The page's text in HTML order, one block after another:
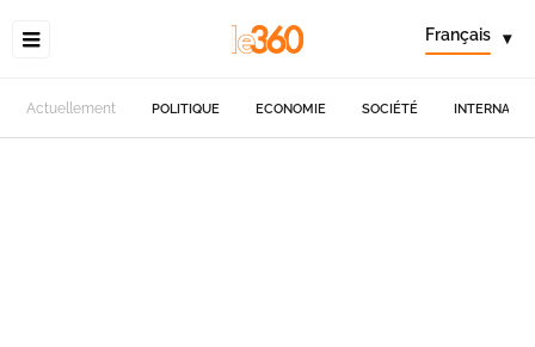
Français ▾
Actuellement POLITIQUE ECONOMIE SOCIÉTÉ